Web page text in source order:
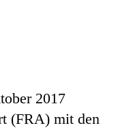
2017
(FRA) mit den